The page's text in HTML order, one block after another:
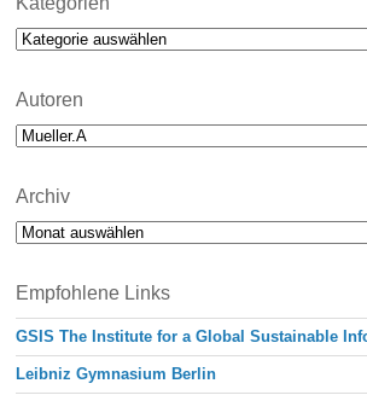
eKategorien
Autoren
Archiv
Archiv
Empfohlene Links
GSIS The Institute for a Global Sustainable
Leibniz Gymnasium Berlin